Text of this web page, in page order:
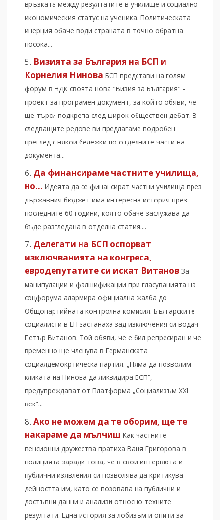
връзката между резултатите в училище и социално-
икономическия статус на ученика. Политическата
инерция обаче води страната в точно обратна
посока...
Визията за България на БСП и
Корнелия Нинова БСП представи на голям
форум в НДК своята нова "Визия за България" -
проект за програмен документ, за който обяви, че
ще търси подкрепа след широк обществен дебат. В
следващите редове ви предлагаме подробен
преглед с някои бележки по отделните части на
документа...
Да финансираме частните училища,
но… Идеята да се финансират частни училища през
държавния бюджет има интересна история през
последните 60 години, която обаче заслужава да
бъде разгледана в отделна статия....
Делегати на БСП оспорват
изключванията на конгреса,
евродепутатите си искат Витанов За
манипулации и фалшификации при гласуванията на
соцфорума алармира официална жалба до
Общопартийната контролна комисия. Българските
социалисти в ЕП застанаха зад изключения си водач
Петър Витанов. Той обяви, че е бил репресиран и че
временно ще членува в Германската
социалдемокртическа партия. „Няма да позволим
кликата на Нинова да ликвидира БСП”,
предупреждават от Платформа „Социализъм XXI
век”...
Ако не можем да те оборим, ще те
накараме да мълчиш Как частните
пенсионни дружества пратиха Ваня Григорова в
полицията заради това, че в свои интервюта и
публични изявления си позволява да критикува
дейността им, като се позовава на публични и
достъпни данни и анализи относно техните
резултати. Една история за лобизъм и опити за